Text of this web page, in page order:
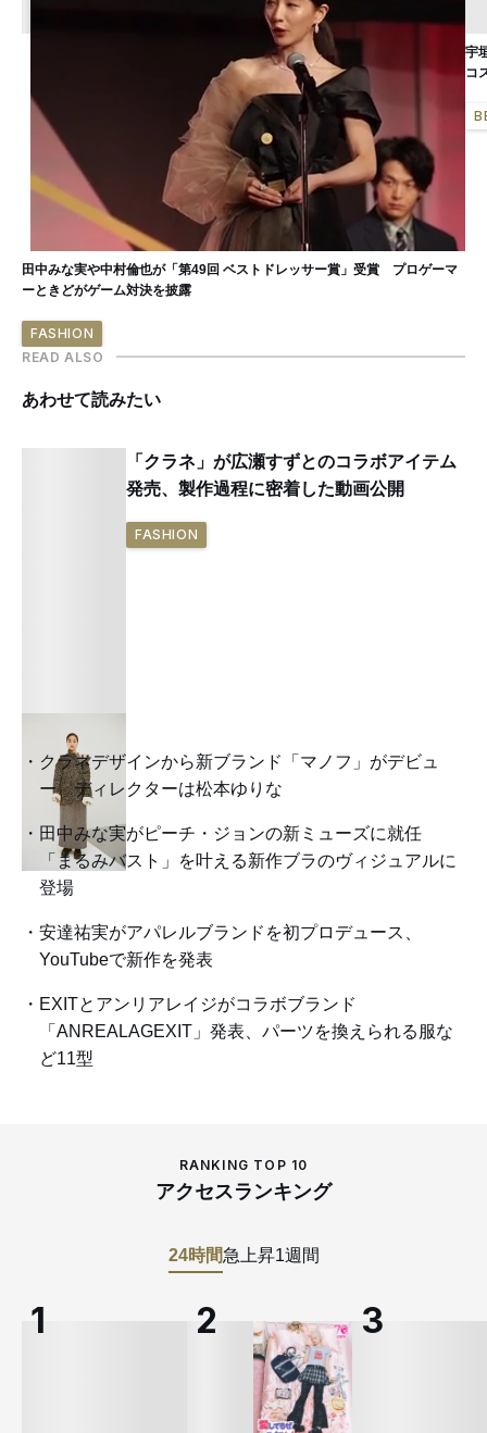
田中みな実や中村倫也が「第49回 ベストドレッサー賞」受賞 プロゲーマ
ーときどがゲーム対決を披露
FASHION
宇
コ
READ ALSO
あわせて読みたい
「クラネ」が広瀬すずとのコラボアイテム
発売、製作過程に密着した動画公開
FASHION
クラネデザインから新ブランド「マノフ」がデビュ
ー ディレクターは松本ゆりな
田中みな実がピーチ・ジョンの新ミューズに就任
「まるみバスト」を叶える新作ブラのヴィジュアルに
登場
安達祐実がアパレルブランドを初プロデュース、
YouTubeで新作を発表
EXITとアンリアレイジがコラボブランド
「ANREALAGEXIT」発表、パーツを換えられる服な
ど11型
RANKING TOP 10
アクセスランキング
24時間急上昇1週間